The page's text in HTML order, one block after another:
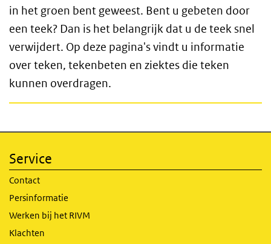
in het groen bent geweest. Bent u gebeten door
een teek? Dan is het belangrijk dat u de teek snel
verwijdert. Op deze pagina's vindt u informatie
over teken, tekenbeten en ziektes die teken
kunnen overdragen.
Service
Contact
Persinformatie
Werken bij het RIVM
Klachten